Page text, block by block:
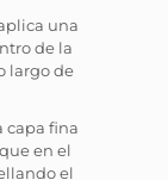
una
de la
largo de
capa fina
en el
el